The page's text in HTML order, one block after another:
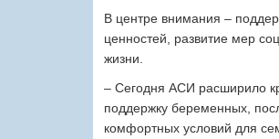
В центре внимания –
ценностей, развитие мер
жизни.
– Сегодня АСИ расширило
поддержку беременных,
комфортных условий для